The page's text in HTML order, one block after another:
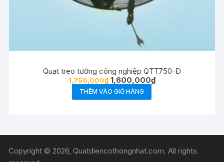
Quạt treo tường công nghiệp QTT750-Đ
1,750,000₫ Giá
gốc
là:
1,750,000₫.
1,600,000₫Giá
hiện
THÊM VÀO GIỎ HÀNG
Copyright © 2026, Quatdiencothongnhat.com. All rights